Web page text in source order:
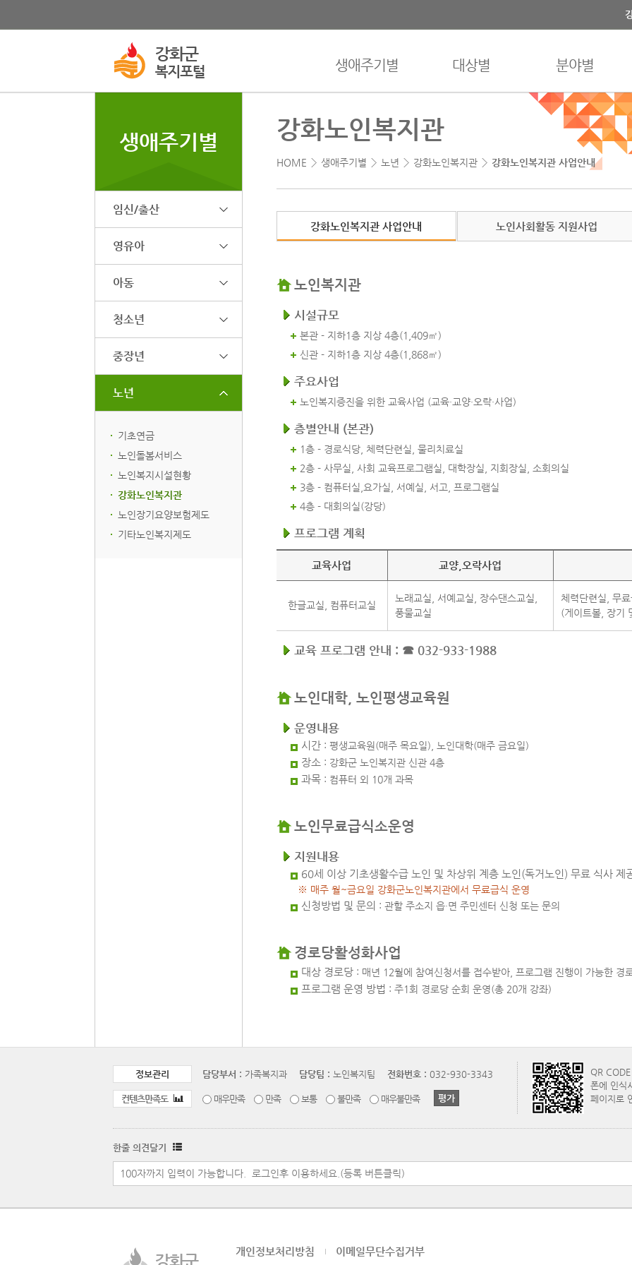
생애주기별 대상별 분야별
생애주기별
임신/출산
영유아
아동
청소년
중장년
노년
기초연금
노인돌봄서비스
노인복지시설현황
강화노인복지관
노인장기요양보험제도
기타노인복지제도
강화노인복지관
HOME 생애주기별 노년 강화노인복지관 강화노인복지관 사업안내
강화노인복지관 사업안내 노인사회활동 지원사업
노인복지관
시설규모
본관 - 지하1층 지상 4층(1,409㎡)
신관 - 지하1층 지상 4층(1,868㎡)
주요사업
노인복지증진을 위한 교육사업 (교육·교양·오락·사업)
층별안내 (본관)
1층 - 경로식당, 체력단련실, 물리치료실
2층 - 사무실, 사회 교육프로그램실, 대학장실, 지회장실, 소회의실
3층 - 컴퓨터실,요가실, 서예실, 서고, 프로그램실
4층 - 대회의실(강당)
프로그램 계획
교육사업 교양,오락사업
한글교실, 컴퓨터교실
노래교실, 서예교실, 장수댄스교실,
풍물교실
체력단련실, 무
(게이트볼, 장기
교육 프로그램 안내 : ☎ 032-933-1988
노인대학, 노인평생교육원
운영내용
시간: 평생교육원(매주 목요일), 노인대학(매주 금요일)
장소 : 강화군 노인복지관 신관 4층
과목: 컴퓨터 외 10개 과목
노인무료급식소운영
지원내용
60세 이상 기초생활수급 노인 및 차상위 계층 노인(독거노인) 무료 식사 제
※ 매주 월~금요일 강화군노인복지관에서 무료급식 운영
신청방법 및 문의 : 관할 주소지 읍·면 주민센터 신청 또는 문의
경로당활성화사업
대상 경로당: 매년 12월에 참여신청서를 접수받아, 프로그램 진행이 가능한 경
프로그램 운영 방법 : 주1회 경로당 순회 운영(총 20개 강좌)
정보관리 담당부서 : 가족복지과 담당팀 : 노인복지팀 전화번호 : 032-930-3343
컨텐츠만족도 매우만족 만족 보통 불만족 매우불만족
QR
폰에 인식
페이지로
한줄 의견달기
개인정보처리방침 이메일무단수집거부